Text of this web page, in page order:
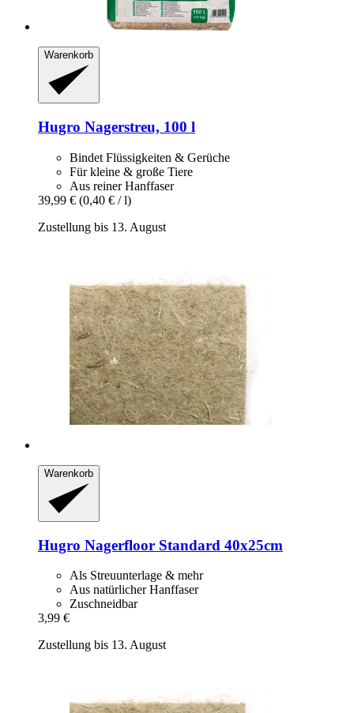
Warenkorb
Hugro Nagerstreu, 100 l
Bindet Flüssigkeiten & Gerüche
Für kleine & große Tiere
Aus reiner Hanffaser
39,99 € (0,40 € / l)
Zustellung bis 13. August
Warenkorb
Hugro Nagerfloor Standard 40x25cm
Als Streuunterlage & mehr
Aus natürlicher Hanffaser
Zuschneidbar
3,99 €
Zustellung bis 13. August